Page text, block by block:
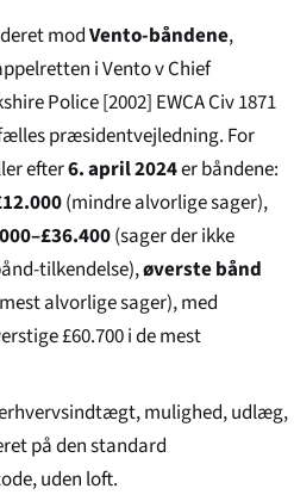
modVento-båndene,
iVento v Chief
Police[2002] EWCA Civ 1871
præsidentvejledning. For
efter6. april 2024er båndene:
(mindre alvorlige sager),
(sager der ikke
tilkendelse),øverste bånd
alvorlige sager), med
£60.700 i de mest
mulighed, udlæg,
på den standard
uden loft.